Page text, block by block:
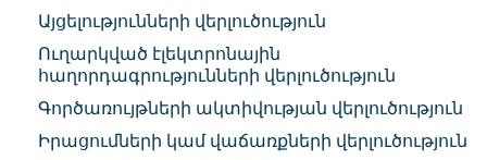
Այցելությունների վերլուծություն
Ուղարկված էլեկտրոնային
հաղորդագրությունների վերլուծություն
Գործառույթների ակտիվության վերլուծություն
Իրացումների կամ վաճառքների վերլուծություն